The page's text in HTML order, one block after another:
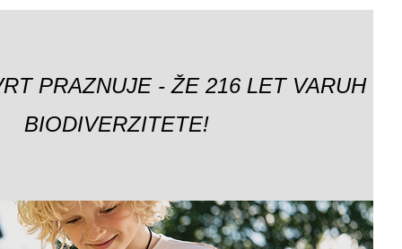
PRAZNUJE - ŽE 216 LET VARUH
BIODIVERZITETE!